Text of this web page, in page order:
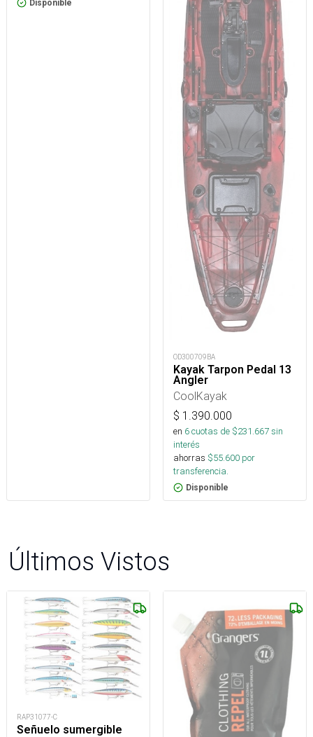
Disponible
OD300709BA
Kayak Tarpon Pedal 13
Angler
CoolKayak
$ 1.390.000
en 6cuotas de $231.667sin
interés
ahorras $55.600 por
transferencia.
Disponible
Últimos Vistos
RAP31077-C
Señuelo sumergible